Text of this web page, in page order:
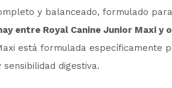
y balanceado, formulado
entre Royal Canine Junior Maxi y
está formulada específicamente
digestiva.